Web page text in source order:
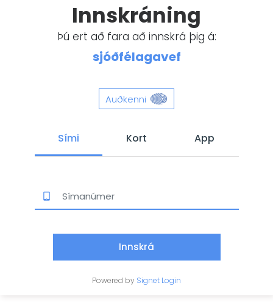
Innskráning
Þú ert að fara að innskrá þig á:
sjóðfélagavef
Auðkenni
Sími Kort App
Innskrá
Powered by Signet Login